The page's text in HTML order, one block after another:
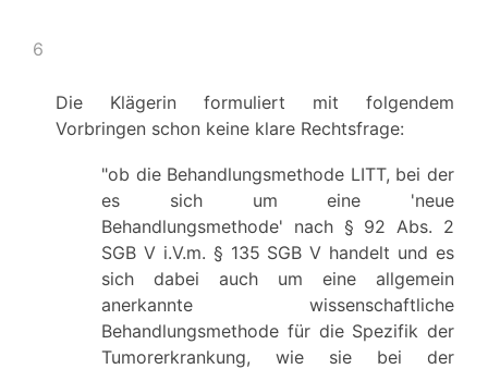
6
Die Klägerin formuliert mit folgendem
Vorbringen schon keine klare Rechtsfrage:
"ob die Behandlungsmethode LITT, bei der
es sich um eine 'neue
Behandlungsmethode' nach § 92 Abs. 2
SGB V i.V.m. § 135 SGB V handelt und es
sich dabei auch um eine allgemein
anerkannte wissenschaftliche
Behandlungsmethode für die Spezifik der
Tumorerkrankung, wie sie bei der